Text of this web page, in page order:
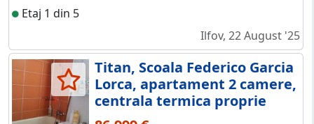
Etaj 1 din 5
Ilfov, 22 August '25
Titan, Scoala Federico Garcia
Lorca, apartament 2 camere,
centrala termica proprie